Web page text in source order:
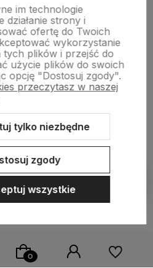
Szablon Shoper Modern 3.0™
im technologie
działanie strony i
ofertę do Twoich
wykorzystanie
plików i przejść do
użycie plików do swoich
opcję "Dostosuj zgody".
przeczytasz w naszej
tylko niezbędne
zgody
wszystkie